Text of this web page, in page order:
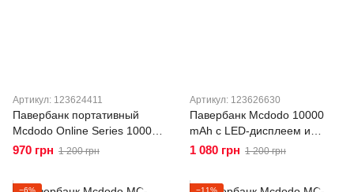
Артикул: 123624411
Павербанк портативный
Mcdodo Online Series 10000
mAh 10.5W MC-4631
970 грн 1 200 грн
Артикул: 123626630
Павербанк Mcdodo 10000
mAh с LED-дисплеем и
быстрой зарядкой 22.5W
1 080 грн 1 200 грн
−6%
−11%